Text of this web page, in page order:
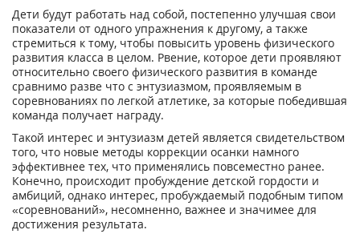
Дети будут работать над собой, постепенно улучшая свои
показатели от одного упражнения к другому, а также
стремиться к тому, чтобы повысить уровень физического
развития класса в целом. Рвение, которое дети проявляют
относительно своего физического развития в команде
сравнимо разве что с энтузиазмом, проявляемым в
соревнованиях по легкой атлетике, за которые победившая
команда получает награду.
Такой интерес и энтузиазм детей является свидетельством
того, что новые методы коррекции осанки намного
эффективнее тех, что применялись повсеместно ранее.
Конечно, происходит пробуждение детской гордости и
амбиций, однако интерес, пробуждаемый подобным типом
«соревнований», несомненно, важнее и значимее для
достижения результата.